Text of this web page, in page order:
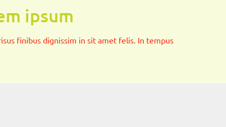
ipsum
finibus dignissim in sit amet felis. In tempus